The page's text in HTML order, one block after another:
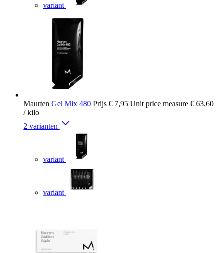
variant
Maurten Gel Mix 480 Prijs € 7,95 Unit price measure € 63,60
/ kilo
2 varianten
variant
variant